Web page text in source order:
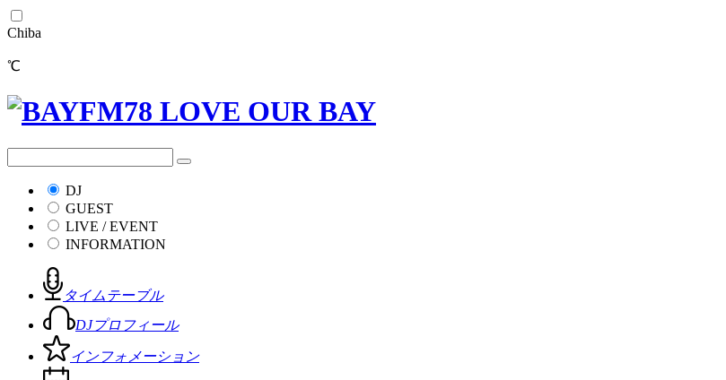
Chiba
℃
DJ
GUEST
LIVE / EVENT
INFORMATION
タイムテーブル
DJプロフィール
インフォメーション